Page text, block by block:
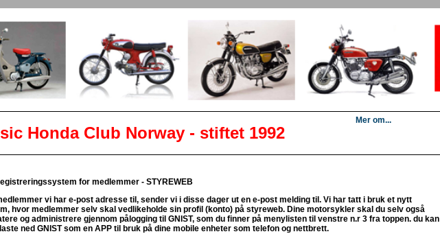
Club Norway - stiftet 1992
Mer om...
for medlemmer - STYREWEB
vi har e-post adresse til, sender vi i disse dager ut en e-post melding til. Vi har tatt i bruk et nytt
hvor medlemmer selv skal vedlikeholde sin profil (konto) på styreweb. Dine motorsykler skal du selv også
og administrere gjennom pålogging til GNIST, som du finner på menylisten til venstre n.r 3 fra toppen. du kan
ned GNIST som en APP til bruk på dine mobile enheter som telefon og nettbrett.